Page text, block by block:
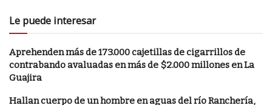
Le puede interesar
Aprehenden más de 173.000 cajetillas de cigarrillos de
contrabando avaluadas en más de $2.000 millones en La
Guajira
Hallan cuerpo de un hombre en aguas del río Ranchería,